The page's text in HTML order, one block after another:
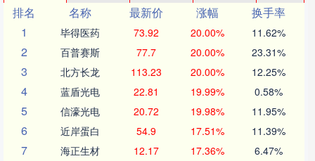
排名
名称 最新价 涨幅
换手率
1
毕得医药 73.92 20.00% 11.62%
2 百普赛斯 77.7 20.00% 23.31%
3 北方长龙 113.23 20.00% 12.25%
4 蓝盾光电 22.81 19.99% 0.58%
5 信濠光电 20.72 19.98% 11.95%
6 近岸蛋白 54.9 17.51% 11.39%
7 海正生材 12.17 17.36% 6.47%